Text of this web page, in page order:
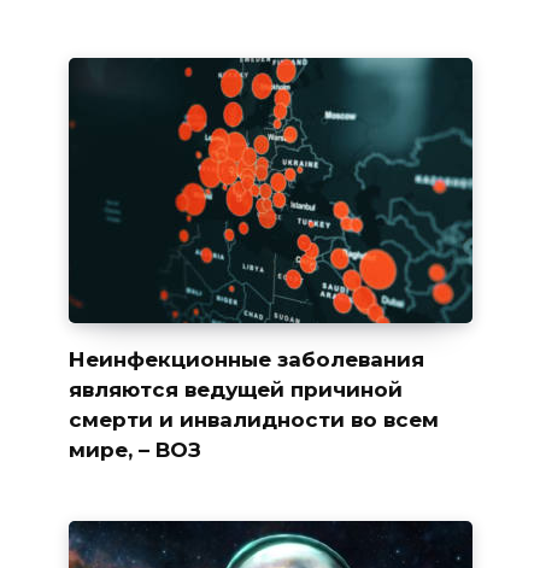
Неинфекционные заболевания
являются ведущей причиной
смерти и инвалидности во всем
мире, – ВОЗ